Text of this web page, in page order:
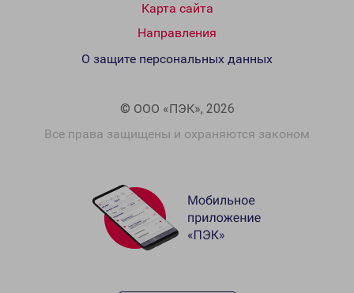
Карта сайта
Направления
© ООО «ПЭК», 2026
Все права защищены и охраняются законом
О защите персональных данных